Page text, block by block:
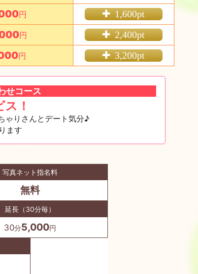
1,600
2,400
3,200
せコース
！
ゃりさんとデート気分♪
ます
写真ネット指名料
無料
延長（30分毎）
30分5,000円